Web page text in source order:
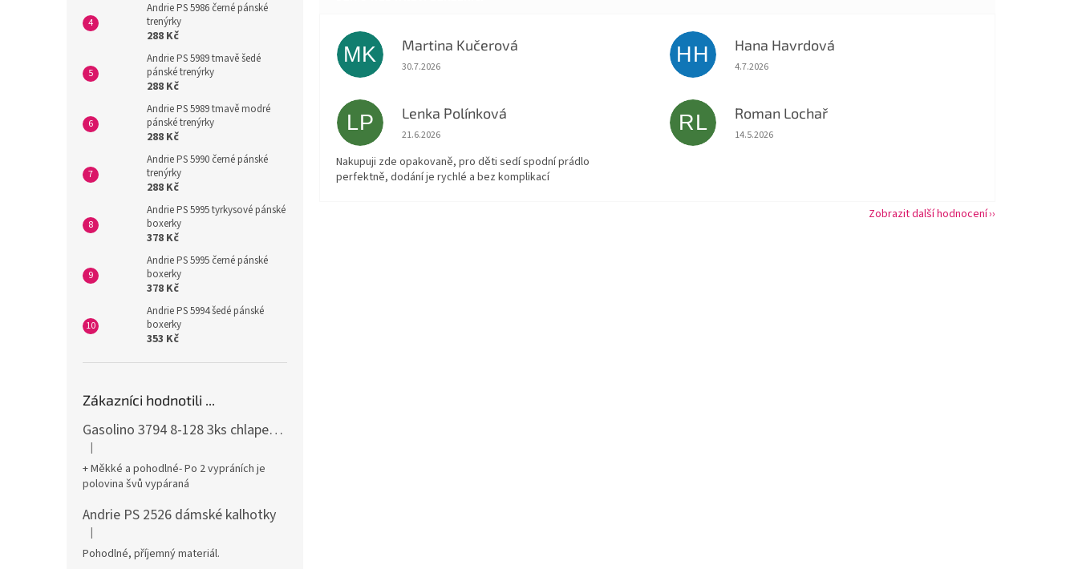
Andrie PS 5986 černé pánské
trenýrky
288 Kč
Andrie PS 5989 tmavě šedé
pánské trenýrky
288 Kč
Andrie PS 5989 tmavě modré
pánské trenýrky
288 Kč
Andrie PS 5990 černé pánské
trenýrky
288 Kč
Andrie PS 5995 tyrkysové pánské
boxerky
378 Kč
Andrie PS 5995 černé pánské
boxerky
378 Kč
Andrie PS 5994 šedé pánské
boxerky
353 Kč
Zákazníci hodnotili ...
Gasolino 3794 8-128 3ks chlapecké boxerky
Hodnocení produktu je 3 z 5 hvězdiček.
|
+ Měkké a pohodlné- Po 2 vypráních je
polovina švů vypáraná
Andrie PS 2526 dámské kalhotky
Hodnocení produktu je 5 z 5 hvězdiček.
|
Pohodlné, příjemný materiál.
MK Martina Kučerová
Hodnocení obchodu je 5 z 5 hvězdiček.
30.7.2026
HH Hana Havrdová
Hodnocení obchodu je 5 z 5 hvězdiček.
4.7.2026
LP Lenka Polínková
Hodnocení obchodu je 5 z 5 hvězdiček.
21.6.2026
Nakupuji zde opakovaně, pro děti sedí spodní prádlo
perfektně, dodání je rychlé a bez komplikací
RL Roman Lochař
Hodnocení obchodu je 5 z 5 hvězdiček.
14.5.2026
Zobrazit další hodnocení